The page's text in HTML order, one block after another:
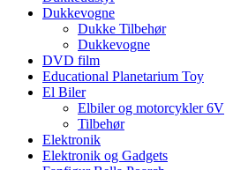
Dukkevogne
Dukke Tilbehør
Dukkevogne
DVD film
Educational Planetarium Toy
El Biler
Elbiler og motorcykler 6V
Tilbehør
Elektronik
Elektronik og Gadgets